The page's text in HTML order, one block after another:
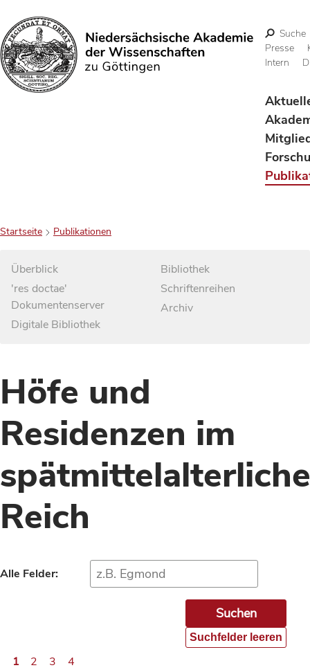
Suchen
Suche
Presse
Intern
Startseite Publikationen
Überblick
'res doctae'
Dokumentenserver
Digitale Bibliothek
Bibliothek
Schriftenreihen
Archiv
Höfe und
Residenzen im
Reich
Alle Felder:
Suchfelder leeren
1 2 3
4